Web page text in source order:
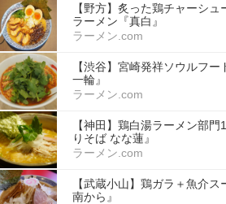
【野方】炙った鶏チャーシ
ラーメン『真白』
ラーメン.com
【渋谷】宮崎発祥ソウルフ
一輪』
ラーメン.com
【神田】鶏白湯ラーメン部
りそば なな蓮』
ラーメン.com
【武蔵小山】鶏ガラ＋魚介
南から』